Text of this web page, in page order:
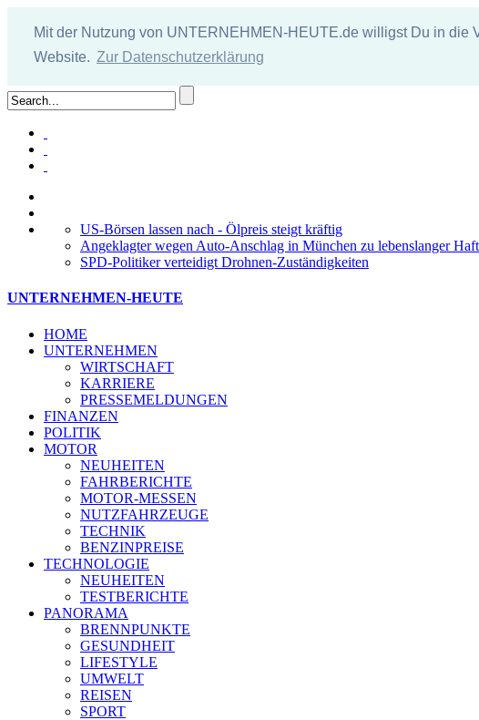
Mit der Nutzung von UNTERNEHMEN-HEUTE.de willigst Du in
Website. Zur Datenschutzerklärung
US-Börsen lassen nach - Ölpreis steigt kräftig
Angeklagter wegen Auto-Anschlag in München zu lebenslanger
SPD-Politiker verteidigt Drohnen-Zuständigkeiten
UNTERNEHMEN-HEUTE
HOME
UNTERNEHMEN
WIRTSCHAFT
KARRIERE
PRESSEMELDUNGEN
FINANZEN
POLITIK
MOTOR
NEUHEITEN
FAHRBERICHTE
MOTOR-MESSEN
NUTZFAHRZEUGE
TECHNIK
BENZINPREISE
TECHNOLOGIE
NEUHEITEN
TESTBERICHTE
PANORAMA
BRENNPUNKTE
GESUNDHEIT
LIFESTYLE
UMWELT
REISEN
SPORT